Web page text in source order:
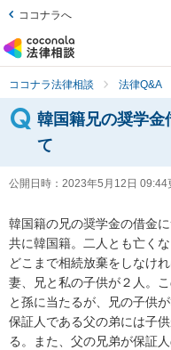
ココナラへ
ココナラ法律相談 法律Q&A
韓国籍兄の奨学金
て
公開日時： 2023年5月12日 09:44
韓国籍の兄の奨学金の借金
共に韓国籍。二人とも亡く
どこまで相続放棄をしなけ
妻、兄と私の子供が２人。
と孫に当たるが、兄の子供
保証人である父の弟には子
る。また、父の兄弟が保証